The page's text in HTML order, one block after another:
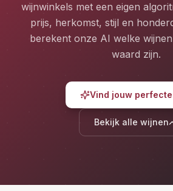
wijnwinkels met een eigen
prijs, herkomst, stijl en
berekent onze AI welke
waard zijn.
Vind jouw
Bekijk alle wijnen